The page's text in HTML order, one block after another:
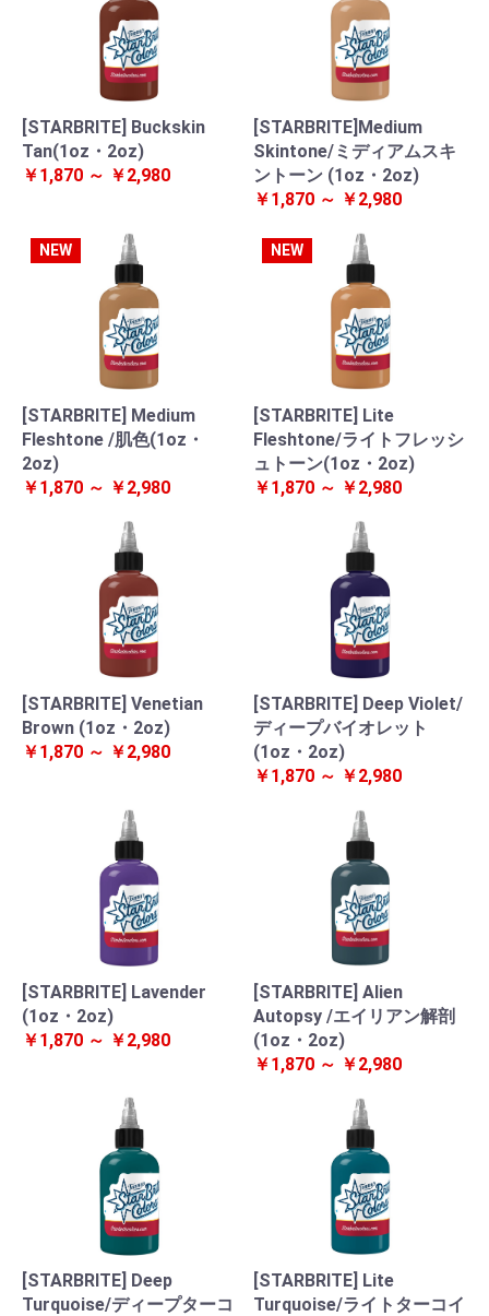
[STARBRITE] Buckskin
Tan(1oz・2oz)
￥1,870 ～ ￥2,980
[STARBRITE]Medium
Skintone/ミディアムスキ
ントーン (1oz・2oz)
￥1,870 ～ ￥2,980
NEW
[STARBRITE] Medium
Fleshtone /肌色(1oz・
2oz)
￥1,870 ～ ￥2,980
NEW
[STARBRITE] Lite
Fleshtone/ライトフレッシ
ュトーン(1oz・2oz)
￥1,870 ～ ￥2,980
[STARBRITE] Venetian
Brown (1oz・2oz)
￥1,870 ～ ￥2,980
[STARBRITE] Deep Violet/
ディープバイオレット
(1oz・2oz)
￥1,870 ～ ￥2,980
[STARBRITE] Lavender
(1oz・2oz)
￥1,870 ～ ￥2,980
[STARBRITE] Alien
Autopsy /エイリアン解剖
(1oz・2oz)
￥1,870 ～ ￥2,980
[STARBRITE] Deep
Turquoise/ディープターコ
[STARBRITE] Lite
Turquoise/ライトターコイ